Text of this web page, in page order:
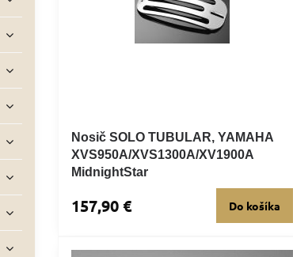
Nosič SOLO TUBULAR, YAMAHA
XVS950A/XVS1300A/XV1900A
MidnightStar
157,90 € Do košíka